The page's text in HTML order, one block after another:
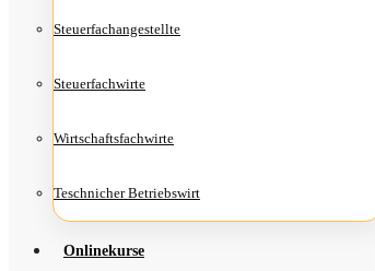
Steu­er­fach­an­ge­stell­te
Steu­er­fach­wir­te
Wirt­schafts­fach­wir­te
Teschni­cher Betriebswirt
Online­kur­se